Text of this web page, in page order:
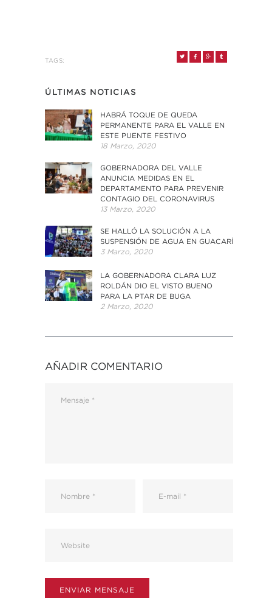
TAGS:
ÚLTIMAS NOTICIAS
HABRÁ TOQUE DE QUEDA
PERMANENTE PARA EL VALLE EN
ESTE PUENTE FESTIVO
18 Marzo, 2020
GOBERNADORA DEL VALLE
ANUNCIA MEDIDAS EN EL
DEPARTAMENTO PARA PREVENIR
CONTAGIO DEL CORONAVIRUS
13 Marzo, 2020
SE HALLÓ LA SOLUCIÓN A LA
SUSPENSIÓN DE AGUA EN GUACARÍ
3 Marzo, 2020
LA GOBERNADORA CLARA LUZ
ROLDÁN DIO EL VISTO BUENO
PARA LA PTAR DE BUGA
2 Marzo, 2020
AÑADIR COMENTARIO